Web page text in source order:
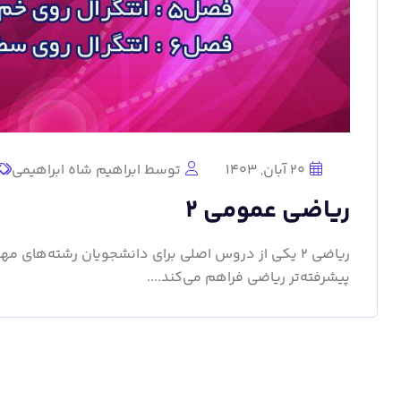
20 آبان, 1403 توسط ابراهیم شاه ابراهیمی
ریاضی عمومی 2
ریاضی 2 یکی از دروس اصلی برای دانشجویان
پیشرفته‌تر ریاضی فراهم می‌کند....